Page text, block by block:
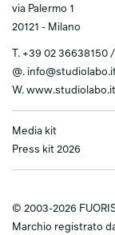
via Palermo 1
20121 - Milano
T. +39 02 36638150 /
@.
W. www.studiolabo.it
Media kit
Press kit 2026
© 2003-2026
Marchio registrato